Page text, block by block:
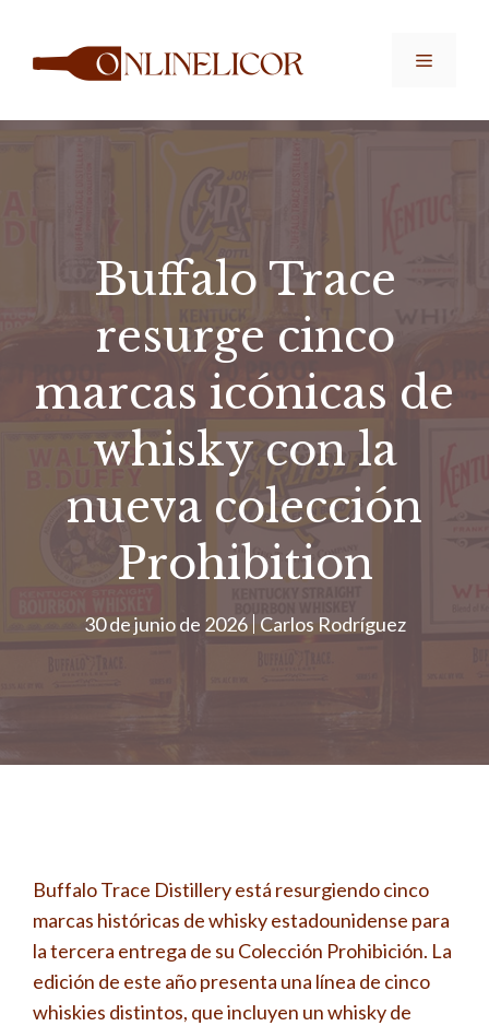
contenido
Menú
Buffalo Trace
resurge cinco
marcas icónicas de
whisky con la
nueva colección
Prohibition
30 de junio de 2026 Carlos Rodríguez
Buffalo Trace Distillery está resurgiendo cinco
marcas históricas de whisky estadounidense para
la tercera entrega de su Colección Prohibición. La
edición de este año presenta una línea de cinco
whiskies distintos, que incluyen un whisky de